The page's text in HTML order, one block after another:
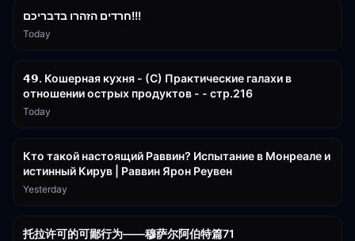
חרדים הזהרו בדבריכם!!!
Today
𝟰𝟵. Кошерная кухня - (С) Практические галахи в
отношении острых продуктов - - стр.216
Today
Кто такой настоящий Раввин? Испытание в Монреале и
истинный Кирув | Раввин Ярон Реувен
Yesterday
托拉许可的可鄙行为——穆萨尔阿伯特篇71